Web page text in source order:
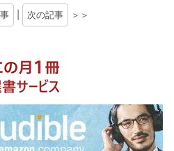
次の記事 ＞＞